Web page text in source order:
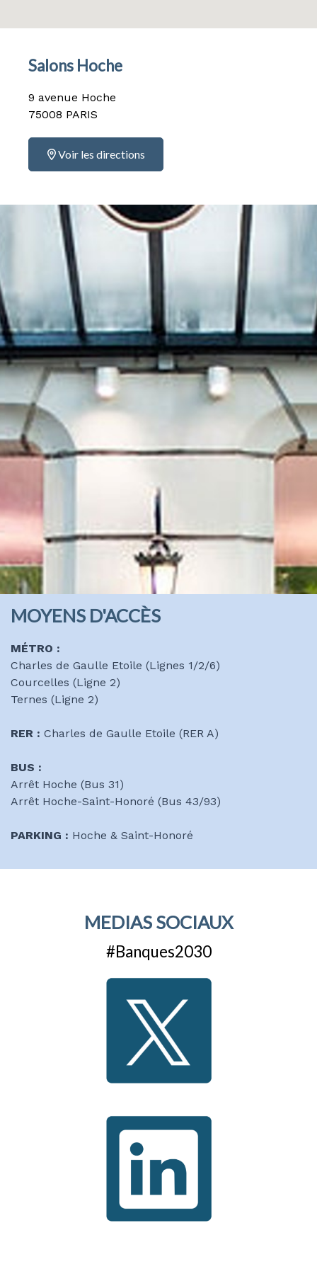
Salons Hoche
9 avenue Hoche
75008 PARIS
Voir les directions
MOYENS D'ACCÈS
MÉTRO :
Charles de Gaulle Etoile (Lignes 1/2/6)
Courcelles (Ligne 2)
Ternes (Ligne 2)
RER : Charles de Gaulle Etoile (RER A)
BUS :
Arrêt Hoche (Bus 31)
Arrêt Hoche-Saint-Honoré (Bus 43/93)
PARKING : Hoche & Saint-Honoré
MEDIAS SOCIAUX
#Banques2030